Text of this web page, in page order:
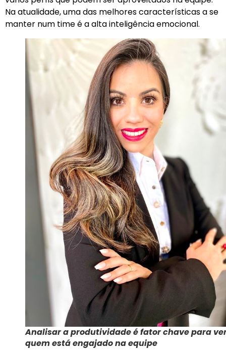
Na atualidade, uma das melhores características a se
manter num time é a alta inteligência emocional.
Analisar a produtividade é fator chave para
quem está engajado na equipe